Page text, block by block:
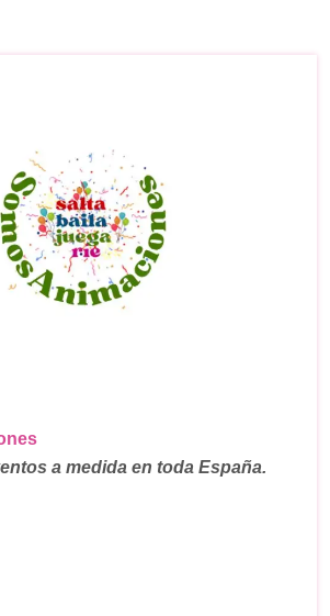
a medida en toda España.